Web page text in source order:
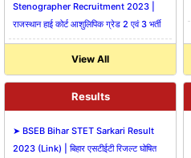
Stenographer Recruitment 2023 |
राजस्थान हाई कोर्ट आशुलिपिक ग्रेड 2 एवं 3 भर्ती
View All
Results
➤ BSEB Bihar STET Sarkari Result
2023 (Link) | बिहार एसटीईटी रिजल्ट घोषित